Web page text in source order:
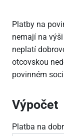
Platby na
nemají na
neplatí
otcovskou
povinném
Výpočet
Platba na